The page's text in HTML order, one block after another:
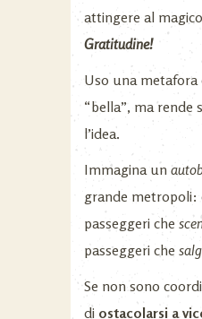
attingere al magico
Gratitudine!
Uso una metafora
“bella”, ma rende
l’idea.
Immagina un
grande metropoli:
passeggeri che
passeggeri che
Se non sono
di ostacolarsi a